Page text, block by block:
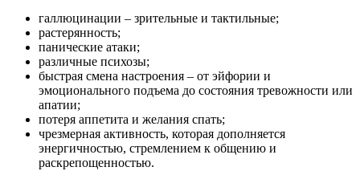
галлюцинации – зрительные и тактильные;
растерянность;
панические атаки;
различные психозы;
быстрая смена настроения – от эйфории и
эмоционального подъема до состояния тревожности или
апатии;
потеря аппетита и желания спать;
чрезмерная активность, которая дополняется
энергичностью, стремлением к общению и
раскрепощенностью.